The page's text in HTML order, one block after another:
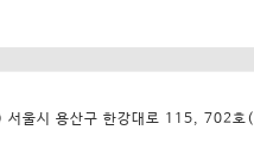
서울시 용산구 한강대로